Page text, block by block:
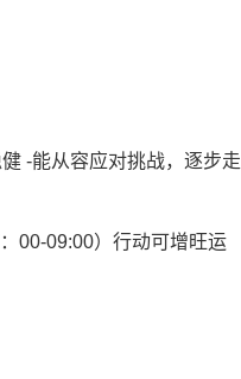
-能从容应对挑战，逐步走
00-09:00）行动可增旺运